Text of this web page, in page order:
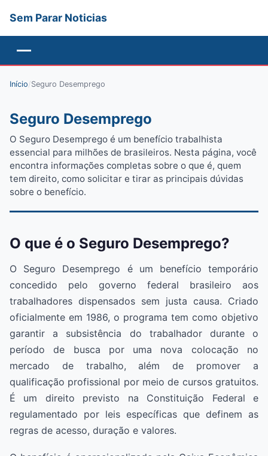
Sem Parar Noticias
Início/Seguro Desemprego
Seguro Desemprego
O Seguro Desemprego é um benefício trabalhista
essencial para milhões de brasileiros. Nesta página, você
encontra informações completas sobre o que é, quem
tem direito, como solicitar e tirar as principais dúvidas
sobre o benefício.
O que é o Seguro Desemprego?
O Seguro Desemprego é um benefício temporário
concedido pelo governo federal brasileiro aos
trabalhadores dispensados sem justa causa. Criado
oficialmente em 1986, o programa tem como objetivo
garantir a subsistência do trabalhador durante o
período de busca por uma nova colocação no
mercado de trabalho, além de promover a
qualificação profissional por meio de cursos gratuitos.
É um direito previsto na Constituição Federal e
regulamentado por leis específicas que definem as
regras de acesso, duração e valores.